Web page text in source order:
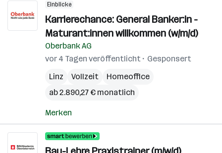
Einblicke
Karrierechance: General Banker:in -
Maturant:innen willkommen (w/m/d)
Oberbank AG
vor 4 Tagen veröffentlicht
Gesponsert
Linz
Vollzeit
Homeoffice
ab 2.890,27 € monatlich
Merken